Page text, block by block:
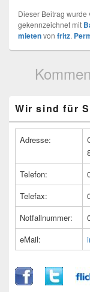
Dieser Beitrag wurde
gekennzeichnet mit
mietenvon fritz.
Seitenleisten
Widget-
Wir sind für
Adresse:
Telefon:
Telefax:
Notfallnummer:
eMail: